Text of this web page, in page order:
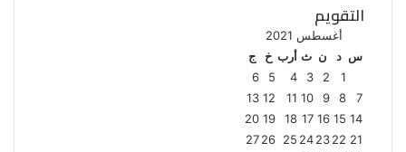
التقويم
أغسطس 2021
س د ن ث أرب خ
ج
1
2
3
4
5
6
7
8
9
10
11
12
13
14
15
16
17
18
19
20
21
22
23
24
25
26
27